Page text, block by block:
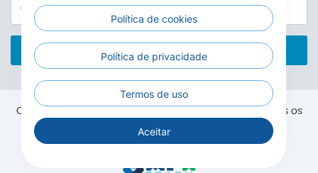
ACESSAR
Copyright® 2026. Câmara Municipal de Carlinda. Todos os
direitos reservados.
Política de cookies
Política de privacidade
Termos de uso
Aceitar